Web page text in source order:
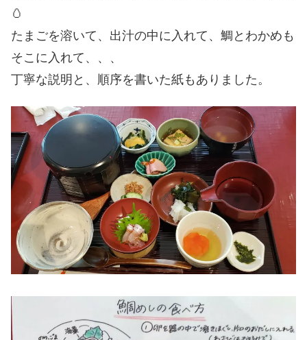
🥚
たまごを溶いて、出汁の中に入れて、鯛とわかめも
そこに入れて、、、
丁寧な説明と、順序を書いた紙もありました。